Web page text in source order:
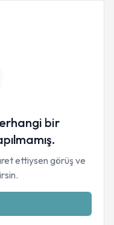
bir
ettiysen görüş ve